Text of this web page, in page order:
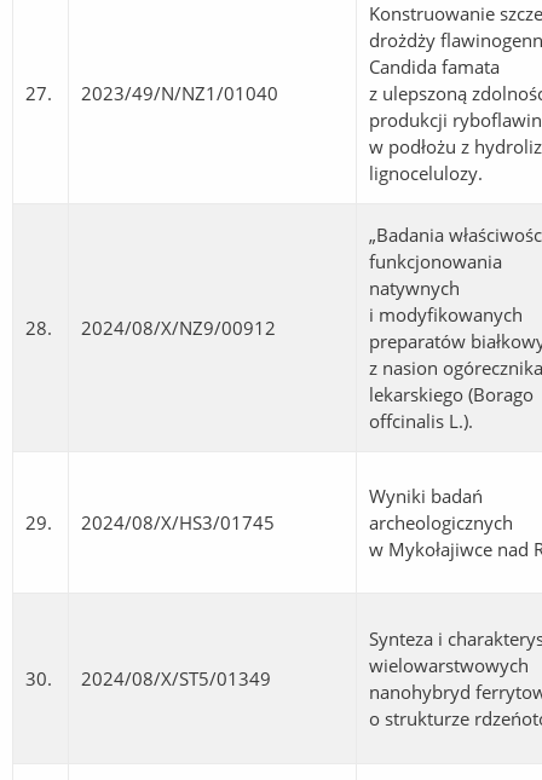
27. 2023/49/N/NZ1/01040
Konstruowanie
drożdży
Candida famata
z ulepszoną
produkcji
w podłożu z
lignocelulozy.
28. 2024/08/X/NZ9/00912
„Badania
funkcjonowania
natywnych
i modyfikowanych
preparatów
z nasion ogórecznika
lekarskiego (Borago
offcinalis L.).
29. 2024/08/X/HS3/01745
Wyniki badań
archeologicznych
w Mykołajiwce nad
30. 2024/08/X/ST5/01349
Synteza i
wielowarstwowych
nanohybryd
o strukturze